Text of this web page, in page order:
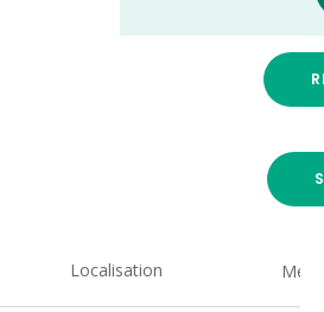
Localisation